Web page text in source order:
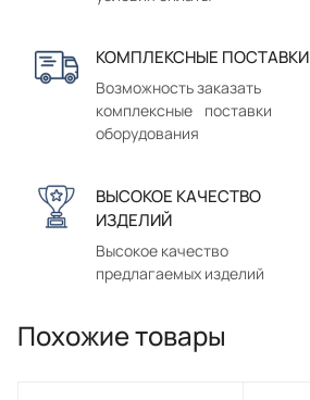
КОМПЛЕКСНЫЕ ПОСТАВКИ
Возможность заказать
комплексные поставки
оборудования
ВЫСОКОЕ КАЧЕСТВО
ИЗДЕЛИЙ
Высокое качество
предлагаемых изделий
Похожие товары